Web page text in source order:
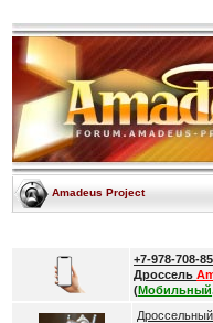
Amadeus Project
+7-978-708-
Дроссель
(Мобильный,